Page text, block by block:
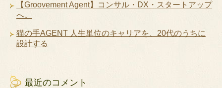
【Groovement Agent】コンサル・DX・スタートアップ
へ。
猫の手AGENT 人生単位のキャリアを、20代のうちに
設計する
最近のコメント